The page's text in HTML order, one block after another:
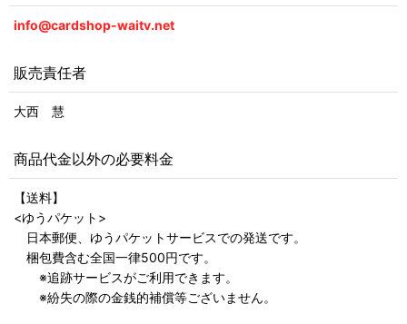
info@cardshop-waitv.net
販売責任者
大西 慧
商品代金以外の必要料金
【送料】
<ゆうパケット>
日本郵便、ゆうパケットサービスでの発送です。
梱包費含む全国一律500円です。
※追跡サービスがご利用できます。
※紛失の際の金銭的補償等ございません。